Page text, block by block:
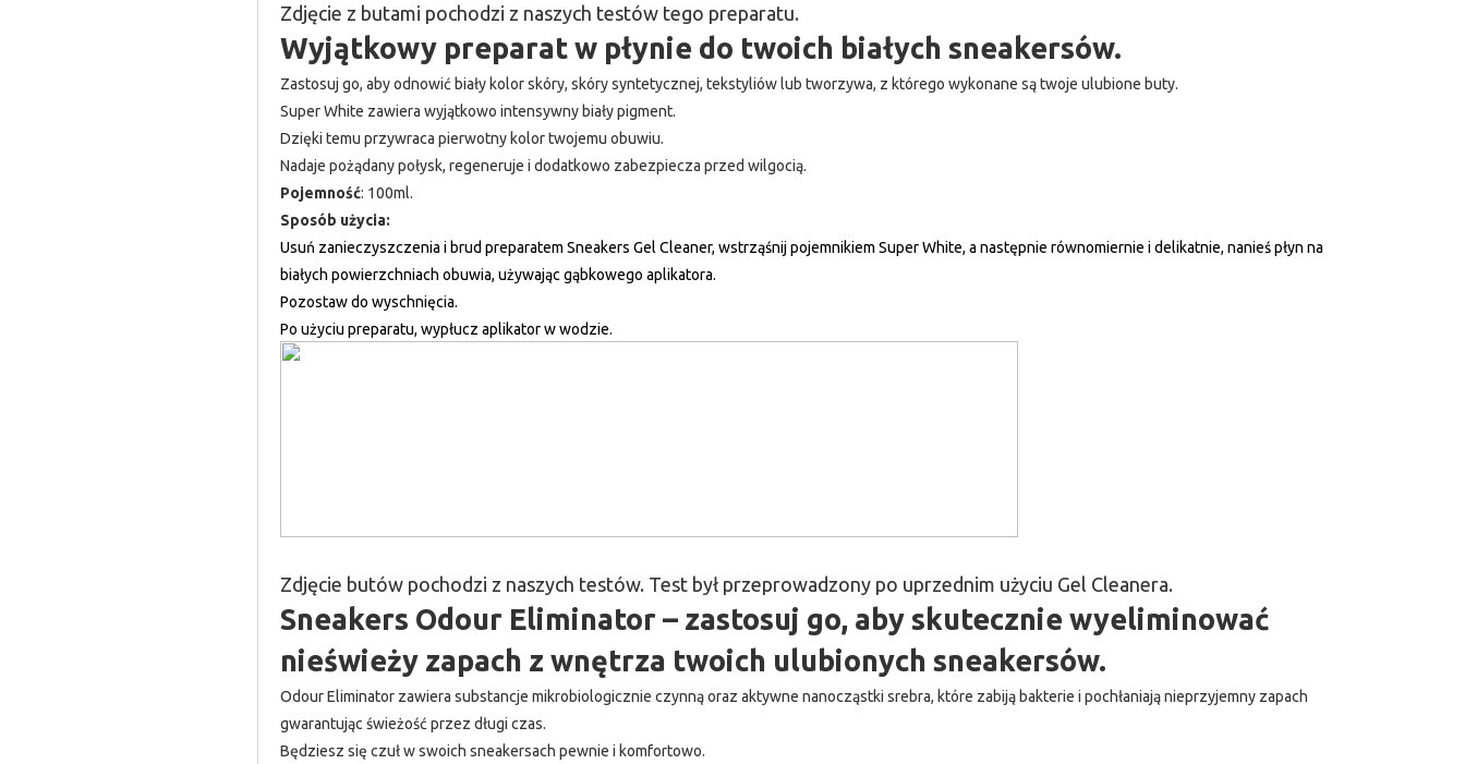
Zdjęcie z butami pochodzi z naszych testów tego preparatu.
Wyjątkowy preparat w płynie do twoich białych sneakersów.
Zastosuj go, aby odnowić biały kolor skóry, skóry syntetycznej, tekstyliów lub tworzywa, z którego wykonane są twoje ulubione buty.
Super White zawiera wyjątkowo intensywny biały pigment.
Dzięki temu przywraca pierwotny kolor twojemu obuwiu.
Nadaje pożądany połysk, regeneruje i dodatkowo zabezpiecza przed wilgocią.
Pojemność: 100ml.
Sposób użycia:
Usuń zanieczyszczenia i brud preparatem Sneakers Gel Cleaner, wstrząśnij pojemnikiem Super White, a następnie równomiernie i delikatnie, nanieś płyn na
białych powierzchniach obuwia, używając gąbkowego aplikatora.
Pozostaw do wyschnięcia.
Po użyciu preparatu, wypłucz aplikator w wodzie.
Zdjęcie butów pochodzi z naszych testów. Test był przeprowadzony po uprzednim użyciu Gel Cleanera.
Sneakers Odour Eliminator – zastosuj go, aby skutecznie wyeliminować
nieświeży zapach z wnętrza twoich ulubionych sneakersów.
Odour Eliminator zawiera substancje mikrobiologicznie czynną oraz aktywne nanocząstki srebra, które zabiją bakterie i pochłaniają nieprzyjemny zapach
gwarantując świeżość przez długi czas.
Będziesz się czuł w swoich sneakersach pewnie i komfortowo.